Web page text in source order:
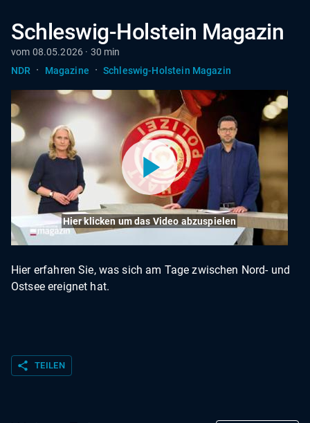
Schleswig-Holstein Magazin
vom 08.05.2026 · 30 min
NDR
· Magazine · Schleswig-Holstein Magazin
Hier klicken um das Video abzuspielen
Hier erfahren Sie, was sich am Tage zwischen Nord- und
Ostsee ereignet hat.
share TEILEN